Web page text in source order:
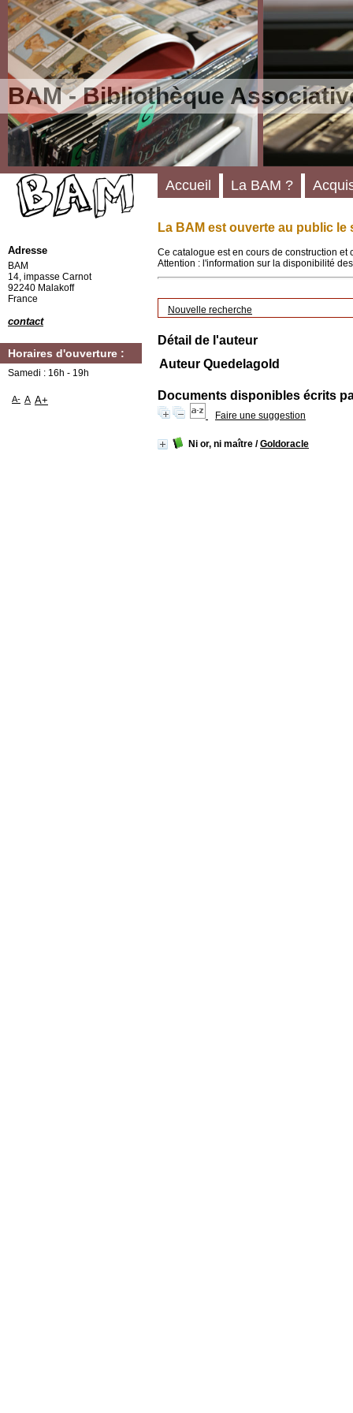
BAM - Bibliothèque
La BAM est ouverte au public le
Ce catalogue est en cours de construction
Attention : l'information sur la disponibilité
Nouvelle recherche
Détail de l'auteur
Auteur Quedelagold
Documents disponibles écrits
Faire une suggestion
Ni or, ni maître /Goldoracle
Accueil La BAM ?
Adresse
BAM
14, impasse Carnot
92240 Malakoff
France
contact
Horaires d'ouverture :
Samedi : 16h - 19h
A- A A+